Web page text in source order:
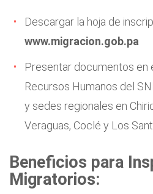
Descargar la hoja de
www.migracion.gob.pa
Presentar documentos en
Recursos Humanos del
y sedes regionales en
Veraguas, Coclé y Los
Beneficios para
Migratorios: